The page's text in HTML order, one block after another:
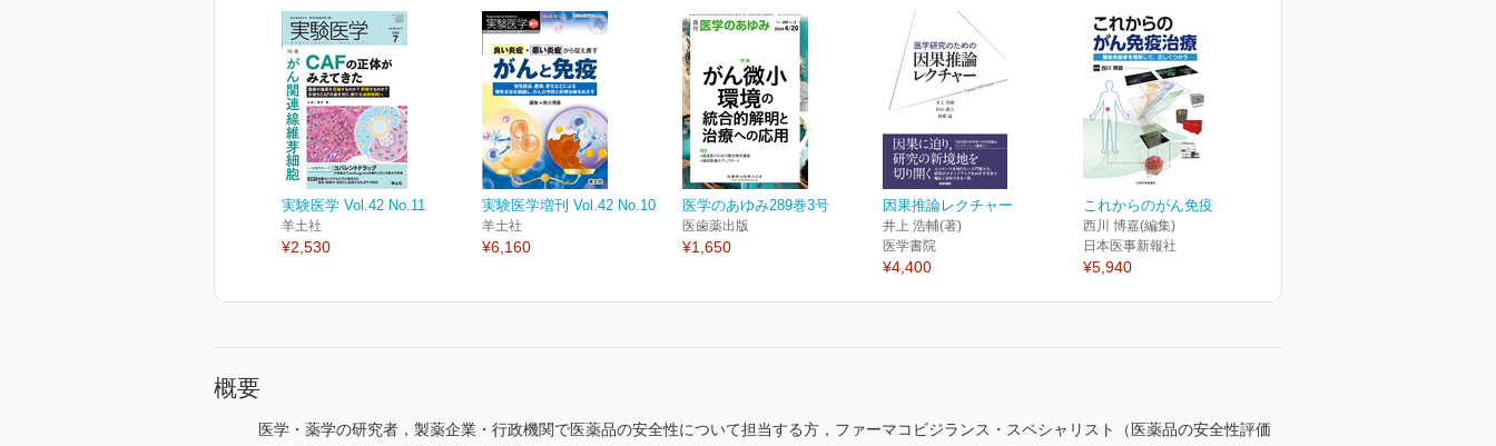
実験医学 Vol.42 No.11
羊土社
¥2,530
実験医学増刊 Vol.42 No.10
羊土社
¥6,160
医学のあゆみ289巻3号
医歯薬出版
¥1,650
因果推論レクチャー
井上 浩輔(著)
医学書院
¥4,400
これからのがん免疫治療
西川 博嘉(編集)
日本医事新報社
¥5,940
概要
医学・薬学の研究者，製薬企業・行政機関で医薬品の安全性について担当する方，ファーマコビジランス・スペシャリスト（医薬品の安全性評価